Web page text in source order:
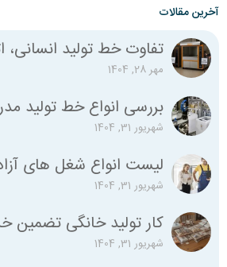
آخرین مقالات
مهر 28, 1404
شهریور 31, 1404
شهریور 31, 1404
کار تولید خانگی تضمین
شهریور 31, 1404